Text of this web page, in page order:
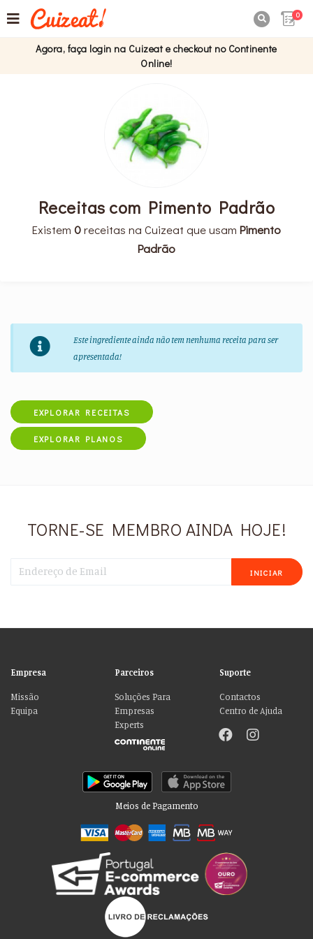
0
Agora, faça login na Cuizeat e checkout no Continente
Online!
Receitas com Pimento Padrão
Existem 0receitas na Cuizeat que usam Pimento
Padrão
Este ingrediente ainda não tem nenhuma receita para ser
apresentada!
EXPLORAR RECEITAS
EXPLORAR PLANOS
TORNE-SE MEMBRO AINDA HOJE!
INICIAR
Empresa
Missão
Equipa
Parceiros
Soluções Para
Empresas
Experts
Suporte
Contactos
Centro de Ajuda
Meios de Pagamento
Por favor aceite as nossas deliciosas